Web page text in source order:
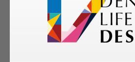
科衛生士、歯科技工士）
容のメールマガジンをお